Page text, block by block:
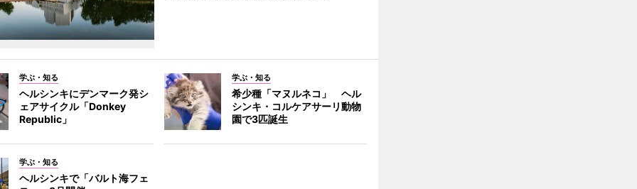
学ぶ・知る
ヘルシンキにデンマーク発シ
ェアサイクル「Donkey
Republic」
学ぶ・知る
希少種「マヌルネコ」 ヘル
シンキ・コルケアサーリ動物
園で3匹誕生
学ぶ・知る
ヘルシンキで「バルト海フェ